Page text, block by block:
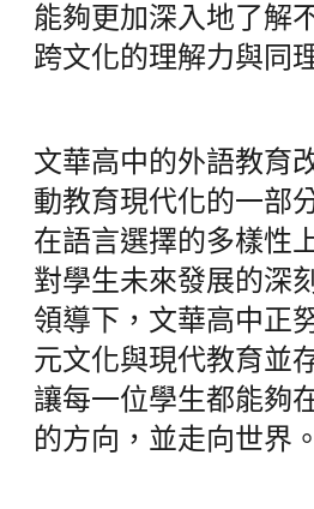
能夠更加深入地了解
跨文化的理解力與同
文華高中的外語教育
動教育現代化的一部
在語言選擇的多樣性
對學生未來發展的深
領導下，文華高中正
元文化與現代教育並
讓每一位學生都能夠
的方向，並走向世界。